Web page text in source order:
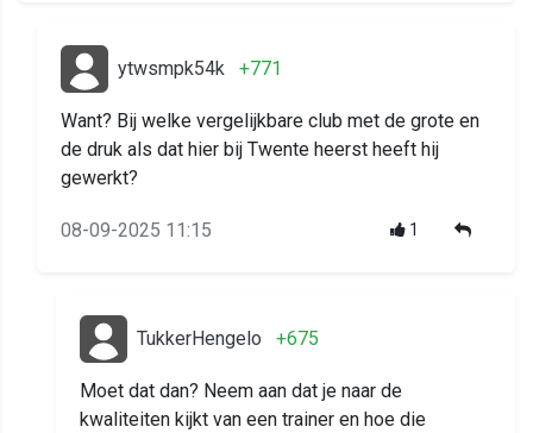
ytwsmpk54k +771
Want? Bij welke vergelijkbare club met de grote en
de druk als dat hier bij Twente heerst heeft hij
gewerkt?
08-09-2025 11:15 1
TukkerHengelo +675
Moet dat dan? Neem aan dat je naar de
kwaliteiten kijkt van een trainer en hoe die